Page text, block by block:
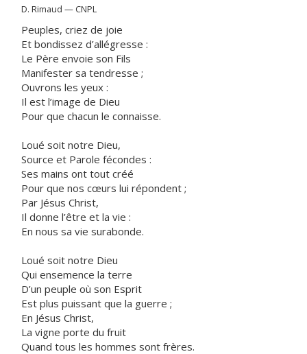
D. Rimaud — CNPL
Peuples, criez de joie
Et bondissez d’allégresse :
Le Père envoie son Fils
Manifester sa tendresse ;
Ouvrons les yeux :
Il est l’image de Dieu
Pour que chacun le connaisse.
Loué soit notre Dieu,
Source et Parole fécondes :
Ses mains ont tout créé
Pour que nos cœurs lui répondent ;
Par Jésus Christ,
Il donne l’être et la vie :
En nous sa vie surabonde.
Loué soit notre Dieu
Qui ensemence la terre
D’un peuple où son Esprit
Est plus puissant que la guerre ;
En Jésus Christ,
La vigne porte du fruit
Quand tous les hommes sont frères.